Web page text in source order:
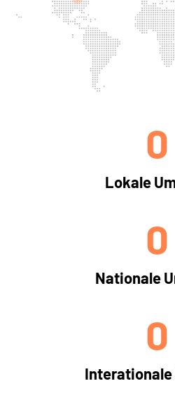
Lokale
0
Nationale
0
Interationale
0